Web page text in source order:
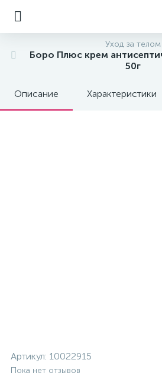
Уход за телом
Боро Плюс крем
50г
Описание Характеристики
Артикул: 10022915
Пока нет отзывов